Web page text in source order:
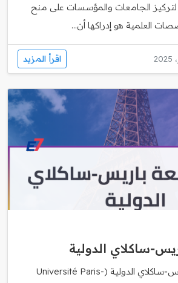
الجامعات والمؤسسات على منح
اقرأ المزيد
الدولية
تُعدّ منح جامعة باريس‑ساكلاي الدولية (Université Paris-